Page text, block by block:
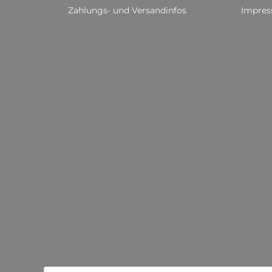
Zahlungs- und Versandinfos